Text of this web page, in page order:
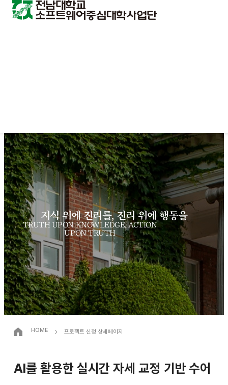
지식 위에 진리를, 진리 위에 행동을
TRUTH UPON KNOWLEDGE, ACTION
UPON TRUTH
HOME › 프로젝트 신청 상세페이지
AI를 활용한 실시간 자세 교정 기반 수어